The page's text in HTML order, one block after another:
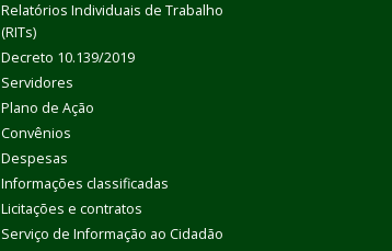
Relatórios Individuais de Trabalho
(RITs)
Decreto 10.139/2019
Servidores
Plano de Ação
Convênios
Despesas
Informações classificadas
Licitações e contratos
Serviço de Informação ao Cidadão